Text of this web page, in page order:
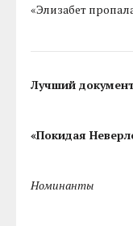
«Элизабет
Лучший
«Покидая
Номинанты